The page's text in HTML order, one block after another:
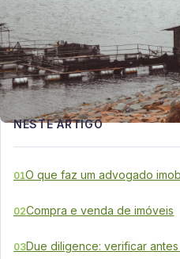
NESTE ARTIGO
01O que faz um advogado
02Compra e venda de imóveis
03Due diligence: verificar